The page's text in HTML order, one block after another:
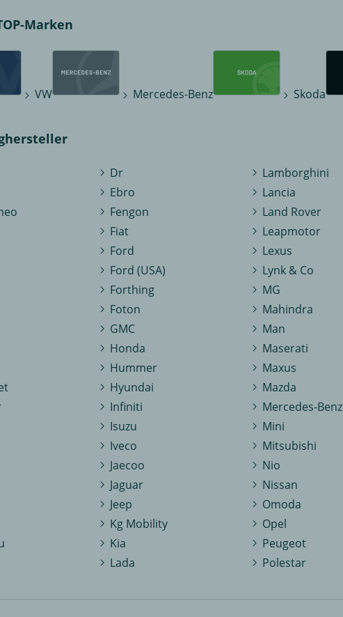
Marken
VW Mercedes-Benz Skoda
Dr
Ebro
Fengon
Fiat
Ford
Ford (USA)
Forthing
Foton
GMC
Honda
Hummer
Hyundai
Infiniti
Isuzu
Iveco
Jaecoo
Jaguar
Jeep
Kg Mobility
Kia
Lada
Lamborghini
Lancia
Land Rover
Leapmotor
Lexus
Lynk & Co
MG
Mahindra
Man
Maserati
Maxus
Mazda
Mercedes-Benz
Mini
Mitsubishi
Nio
Nissan
Omoda
Opel
Peugeot
Polestar